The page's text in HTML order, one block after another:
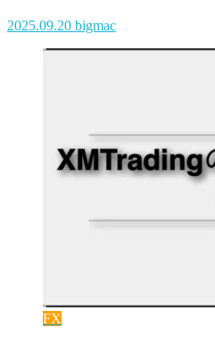
2025.09.20 bigmac
FX